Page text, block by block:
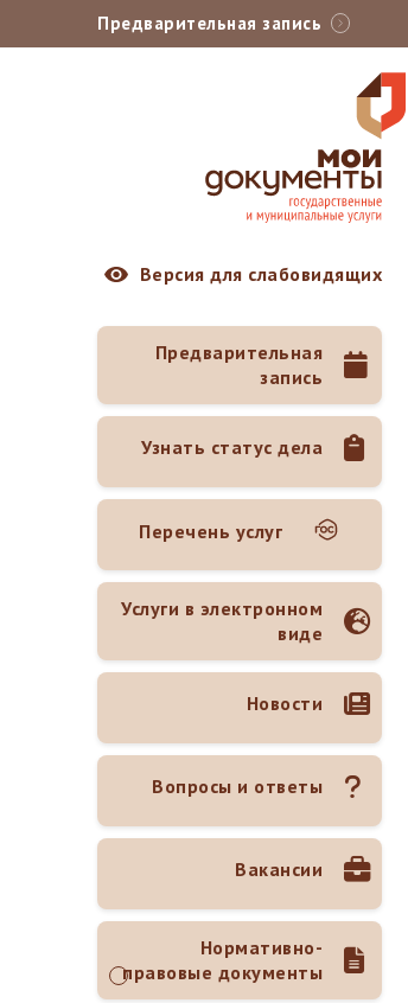
Предварительная запись
Версия для слабовидящих
Предварительная
запись
Узнать статус дела
Перечень услуг
Услуги в электронном
виде
Новости
Вопросы и ответы
Вакансии
Нормативно-
правовые документы